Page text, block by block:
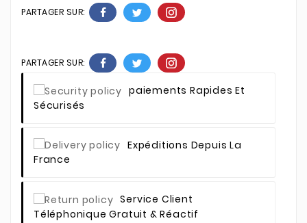
PARTAGER SUR:
PARTAGER SUR:
Paiements Rapides Et
Sécurisés
Expéditions Depuis La
France
Service Client
Téléphonique Gratuit & Réactif